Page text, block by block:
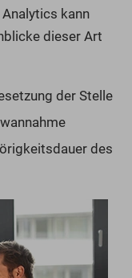
kann
dieser Art
der Stelle
des